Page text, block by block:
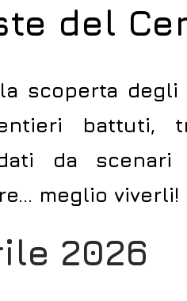
del
scoperta
battuti,
da
meglio viverli!
2026